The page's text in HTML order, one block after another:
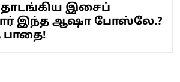
இசைப்
இந்த ஆஷா போஸ்லே.?
பாதை!